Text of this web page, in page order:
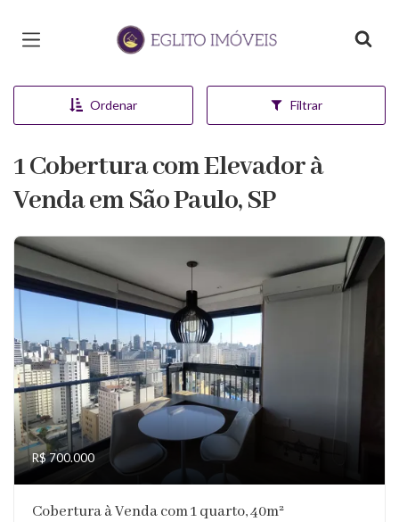
Página inicial
Ordenar Filtrar
1 Cobertura com Elevador à
Venda em São Paulo, SP
R$ 700.000
Cobertura à Venda com 1 quarto, 40m²